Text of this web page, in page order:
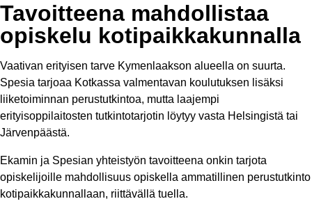
Tavoitteena mahdollistaa
opiskelu kotipaikkakunnalla
Vaativan erityisen tarve Kymenlaakson alueella on suurta.
Spesia tarjoaa Kotkassa valmentavan koulutuksen lisäksi
liiketoiminnan perustutkintoa, mutta laajempi
erityisoppilaitosten tutkintotarjotin löytyy vasta Helsingistä tai
Järvenpäästä.
Ekamin ja Spesian yhteistyön tavoitteena onkin tarjota
opiskelijoille mahdollisuus opiskella ammatillinen perustutkinto
kotipaikkakunnallaan, riittävällä tuella.​